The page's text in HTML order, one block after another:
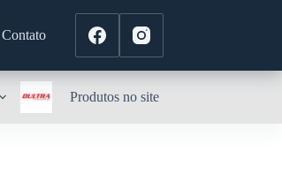
Contato
Produtos no site